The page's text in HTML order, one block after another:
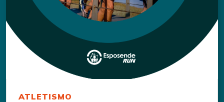
ATLETISMO